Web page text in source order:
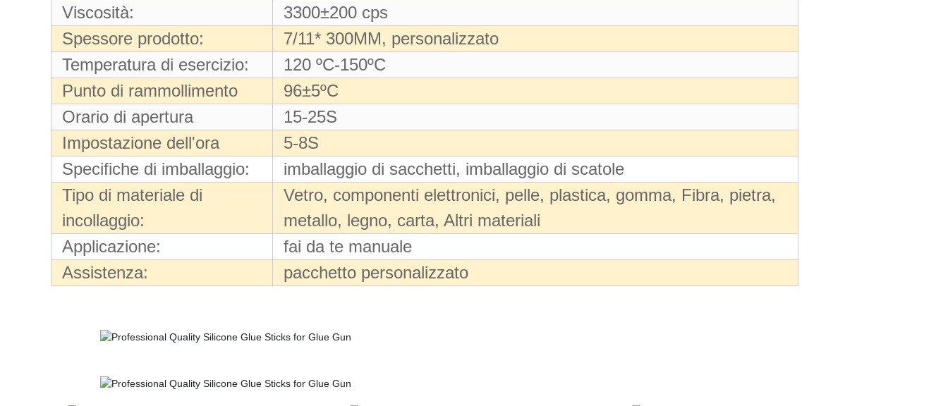
Viscosità:
3300±200 cps
Spessore prodotto:
7/11* 300MM, personalizzato
Temperatura di esercizio:
120 ºC-150ºC
Punto di rammollimento
96±5ºC
Orario di apertura
15-25S
Impostazione dell'ora
5-8S
Specifiche di imballaggio:
imballaggio di sacchetti, imballaggio di scatole
Tipo di materiale di
incollaggio:
Vetro, componenti elettronici, pelle, plastica, gomma, Fibra, pietra,
metallo, legno, carta, Altri materiali
Applicazione:
fai da te manuale
Assistenza:
pacchetto personalizzato